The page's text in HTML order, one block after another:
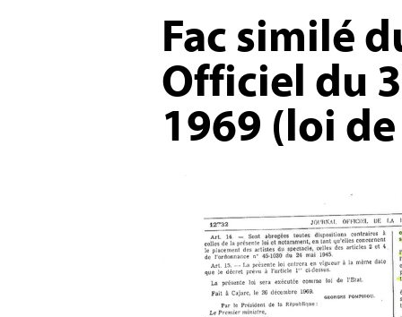
Fac similé
Officiel du
1969 (loi